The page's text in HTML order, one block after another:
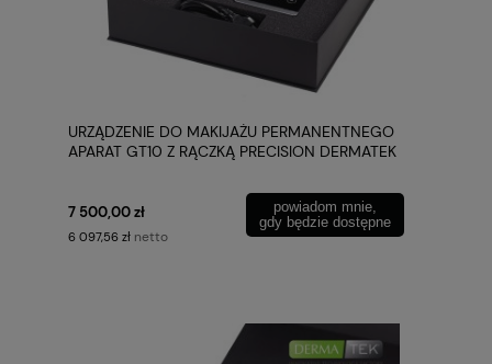
URZĄDZENIE DO MAKIJAŻU PERMANENTNEGO
APARAT GT10 Z RĄCZKĄ PRECISION DERMATEK
7 500,00 zł
6 097,56 zł netto
powiadom mnie,
gdy będzie dostępne